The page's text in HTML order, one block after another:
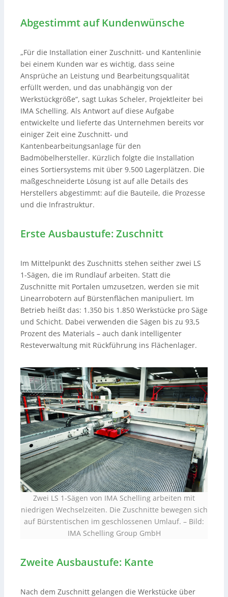
Abgestimmt auf Kundenwünsche
„Für die Installation einer Zuschnitt- und Kantenlinie
bei einem Kunden war es wichtig, dass seine
Ansprüche an Leistung und Bearbeitungsqualität
erfüllt werden, und das unabhängig von der
Werkstückgröße“, sagt Lukas Scheler, Projektleiter bei
IMA Schelling. Als Antwort auf diese Aufgabe
entwickelte und lieferte das Unternehmen bereits vor
einiger Zeit eine Zuschnitt- und
Kantenbearbeitungsanlage für den
Badmöbelhersteller. Kürzlich folgte die Installation
eines Sortiersystems mit über 9.500 Lagerplätzen. Die
maßgeschneiderte Lösung ist auf alle Details des
Herstellers abgestimmt: auf die Bauteile, die Prozesse
und die Infrastruktur.
Erste Ausbaustufe: Zuschnitt
Im Mittelpunkt des Zuschnitts stehen seither zwei LS
1-Sägen, die im Rundlauf arbeiten. Statt die
Zuschnitte mit Portalen umzusetzen, werden sie mit
Linearrobotern auf Bürstenflächen manipuliert. Im
Betrieb heißt das: 1.350 bis 1.850 Werkstücke pro Säge
und Schicht. Dabei verwenden die Sägen bis zu 93,5
Prozent des Materials – auch dank intelligenter
Resteverwaltung mit Rückführung ins Flächenlager.
Zwei LS 1-Sägen von IMA Schelling arbeiten mit
niedrigen Wechselzeiten. Die Zuschnitte bewegen sich
auf Bürstentischen im geschlossenen Umlauf. – Bild:
IMA Schelling Group GmbH
Zweite Ausbaustufe: Kante
Nach dem Zuschnitt gelangen die Werkstücke über